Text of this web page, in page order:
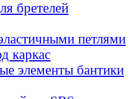
бретелей
петлями
каркас
элементы бантики